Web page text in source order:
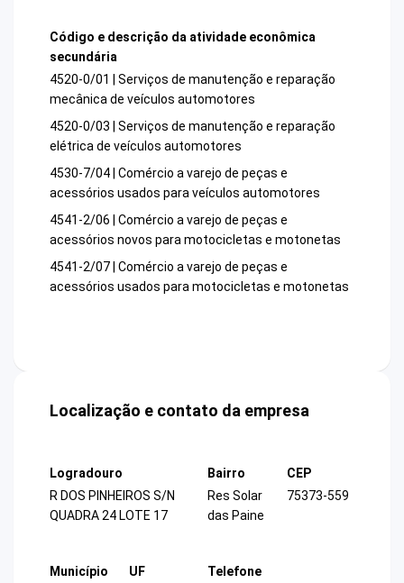
Código e descrição da atividade econômica
secundária
4520-0/01 | Serviços de manutenção e reparação
mecânica de veículos automotores
4520-0/03 | Serviços de manutenção e reparação
elétrica de veículos automotores
4530-7/04 | Comércio a varejo de peças e
acessórios usados para veículos automotores
4541-2/06 | Comércio a varejo de peças e
acessórios novos para motocicletas e motonetas
4541-2/07 | Comércio a varejo de peças e
acessórios usados para motocicletas e motonetas
Localização e contato da empresa
Logradouro
R DOS PINHEIROS S/N
QUADRA 24 LOTE 17
Bairro
Res Solar
das Paine
CEP
75373-559
Município
UF
Telefone